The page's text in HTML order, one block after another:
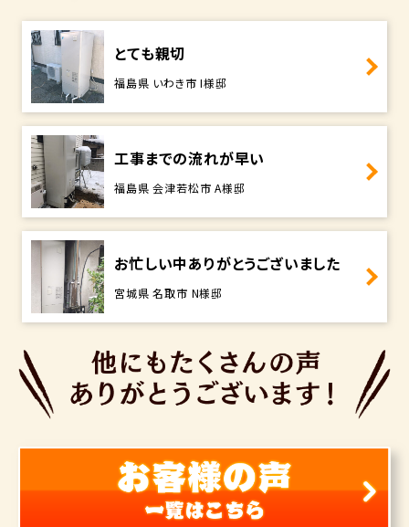
とても親切
福島県 いわき市 I様邸
工事までの流れが早い
福島県 会津若松市 A様邸
お忙しい中ありがとうございました
宮城県 名取市 N様邸